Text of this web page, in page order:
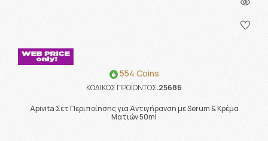
554 Coins
ΚΩΔΙΚΟΣ ΠΡΟΪΟΝΤΟΣ:25686
Apivita Σετ Περιποίησης για Αντιγήρανση με Serum & Κρέμα
Ματιών 50ml